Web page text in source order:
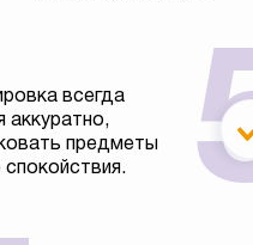
всегда
аккуратно,
предметы